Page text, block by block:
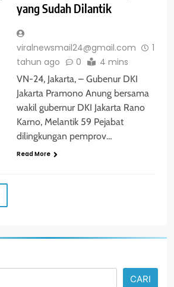
yang Sudah Dilantik
viralnewsmail24@gmail.com
1
tahun ago
0 4 mins
VN-24, Jakarta, – Gubenur DKI
Jakarta Pramono Anung bersama
wakil gubernur DKI Jakarta Rano
Karno, Melantik 59 Pejabat
dilingkungan pemprov…
Read More
CARI